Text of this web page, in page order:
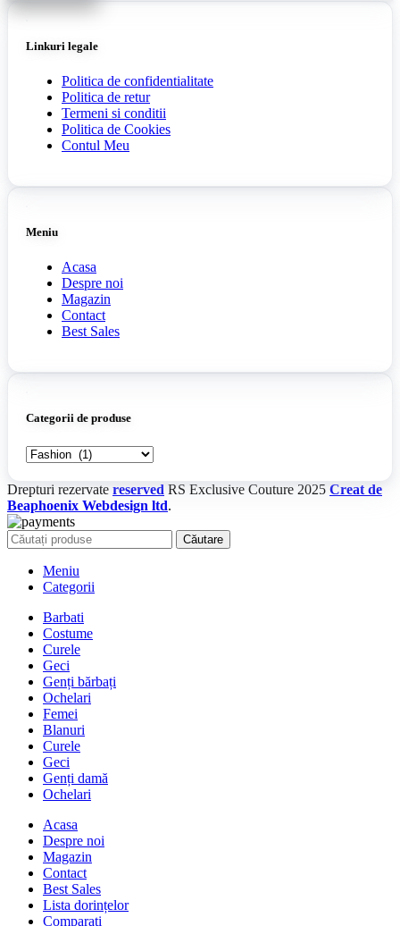
Linkuri legale
Politica de confidentialitate
Politica de retur
Termeni si conditii
Politica de Cookies
Contul Meu
Meniu
Acasa
Despre noi
Magazin
Contact
Best Sales
Categorii de produse
Drepturi rezervate reserved RS Exclusive Couture 2025 Creat de
Beaphoenix Webdesign ltd.
Căutare
Meniu
Categorii
Barbati
Costume
Curele
Geci
Genți bărbați
Ochelari
Femei
Blanuri
Curele
Geci
Genți damă
Ochelari
Acasa
Despre noi
Magazin
Contact
Best Sales
Lista dorințelor
Comparați